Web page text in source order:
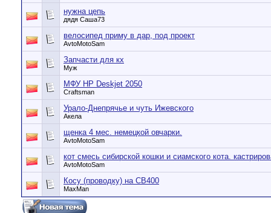
нужна цепь
дядя Саша73
велосипед приму в дар, под проект
AvtoMotoSam
Запчасти для кх
Муж
МФУ HP Deskjet 2050
Craftsman
Урало-Днепрячье и чуть Ижевского
Акела
щенка 4 мес. немецкой овчарки.
AvtoMotoSam
кот смесь сибирской кошки и сиамского кота.
AvtoMotoSam
Косу (проводку) на CB400
MaxMan